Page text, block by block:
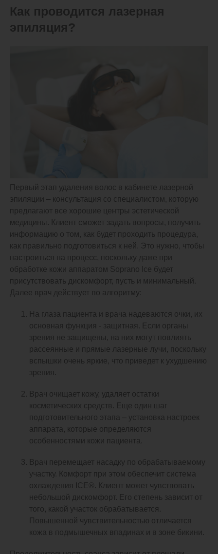
Как проводится лазерная
эпиляция?
Первый этап удаления волос в кабинете лазерной
эпиляции – консультация со специалистом, которую
предлагают все хорошие центры эстетической
медицины. Клиент сможет задать вопросы, получить
информацию о том, как будет проходить процедура,
как правильно подготовиться к ней. Это нужно, чтобы
настроиться на процесс, поскольку даже при
обработке кожи аппаратом Soprano Ice будет
присутствовать дискомфорт, пусть и минимальный.
Далее врач действует по алгоритму:
На глаза пациента и врача надеваются очки, их
основная функция - защитная. Если органы
зрения не защищены, на них могут повлиять
рассеянные и прямые лазерные лучи, поскольку
вспышки очень яркие, что приведет к ухудшению
зрения.
Врач очищает кожу, удаляет остатки
косметических средств. Еще один шаг
подготовительного этапа – установка настроек
аппарата, которые определяются
особенностями кожи пациента.
Врач перемещает насадку по обрабатываемому
участку. Комфорт при этом обеспечит система
охлаждения ICE®. Клиент может чувствовать
небольшой дискомфорт. Его степень зависит от
того, какой участок обрабатывается.
Повышенной чувствительностью отличается
кожа в подмышечных впадинах и в зоне бикини.